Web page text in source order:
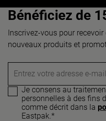
Bénéficiez de
Inscrivez-vous pour
nouveaux produits et
Entrez votre adresse e-mail
Je consens au
personnelles à des fins
comme décrit dans la
Eastpak.*